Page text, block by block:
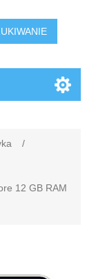
/
12 GB RAM